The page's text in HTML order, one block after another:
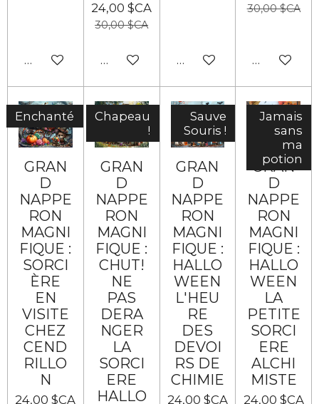
Ajouter au panier
24,00 $CA
30,00 $CA
Ajouter au panierAjouter au panier
30,00 $CA
Ajouter au
Enchanté
GRAN
D
NAPPE
RON
MAGNI
FIQUE :
SORCI
ÈRE
EN
VISITE
CHEZ
CEND
RILLO
N
24,00 $CA
Chapeau
!
GRAN
D
NAPPE
RON
MAGNI
FIQUE :
CHUT!
NE
PAS
DERA
NGER
LA
SORCI
ERE
HALLO
Sauve
Souris !
GRAN
D
NAPPE
RON
MAGNI
FIQUE :
HALLO
WEEN
L'HEU
RE
DES
DEVOI
RS DE
CHIMIE
24,00 $CA
Jamais
sans
ma
potion
GRAN
D
NAPPE
RON
MAGNI
FIQUE :
HALLO
WEEN
LA
PETITE
SORCI
ERE
ALCHI
MISTE
24,00 $CA